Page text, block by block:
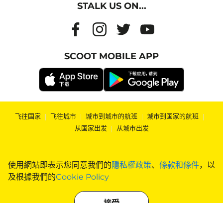
使用網站即表示您同意我們的隱私權政策、 條款和條件，以
及根據我們的Cookie Policy
STALK US ON...
SCOOT MOBILE APP
飞往国家 | 飞往城市 | 城市到城市的航班 | 城市到国家的航班 |
从国家出发 | 从城市出发